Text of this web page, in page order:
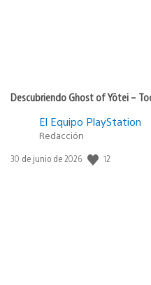
Descubriendo Ghost of Yōtei –
El Equipo PlayStation
Redacción
Fecha
30 de junio de 2026 12